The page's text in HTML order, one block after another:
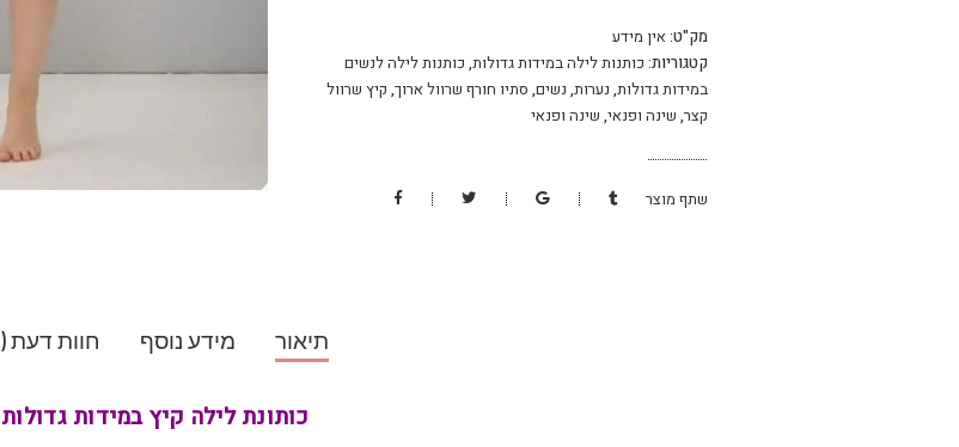
מק"ט: אין מידע
קטגוריות: כותנות לילה במידות גדולות, כותנות לילה לנשים
במידות גדולות, נערות, נשים, סתיו חורף שרוול ארוך, קיץ שרוול
קצר, שינה ופנאי, שינה ופנאי
שתף מוצר
תיאור מידע נוסף חוות דעת (0)
כותונת לילה קיץ במידות גדולות